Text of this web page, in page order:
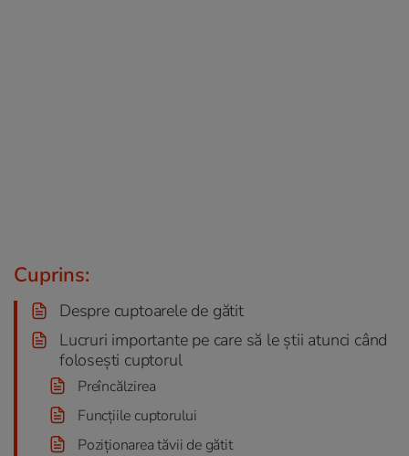
Cuprins:
Despre cuptoarele de gătit
Lucruri importante pe care să le știi atunci când
folosești cuptorul
Preîncălzirea
Funcțiile cuptorului
Poziționarea tăvii de gătit